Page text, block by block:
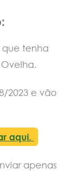
que tenha
2023 e vão
aqui.
apenas